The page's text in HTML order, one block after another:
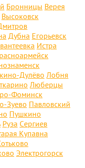
Бронницы Верея
Высоковск
Дубна Егорьевск
Истра
Дулёво Лобня
Люберцы
Фоминск
Зуево Павловский
Пушкино
Руза Сергиев
Купавна
Электрогорск